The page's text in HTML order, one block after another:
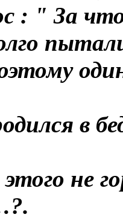
: " За
в
этого не